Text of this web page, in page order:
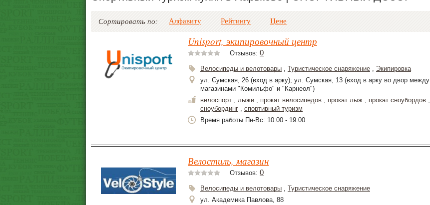
Сортировать по: Алфавиту Рейтингу Цене
Unisport, экипировочный центр
Отзывов: 0
Велосипеды и велотовары , Туристическое снаряжение , Экипировка
ул. Сумская, 26 (вход в арку); ул. Сумская, 13 (вход в арку во двор между
магазинами "Комильфо" и "Карнеол")
велоспорт , лыжи , прокат велосипедов , прокат лыж , прокат сноубордов ,
сноубординг , спортивный туризм
Время работы Пн-Вс: 10:00 - 19:00
Велостиль, магазин
Отзывов: 0
Велосипеды и велотовары , Туристическое снаряжение
ул. Академика Павлова, 88